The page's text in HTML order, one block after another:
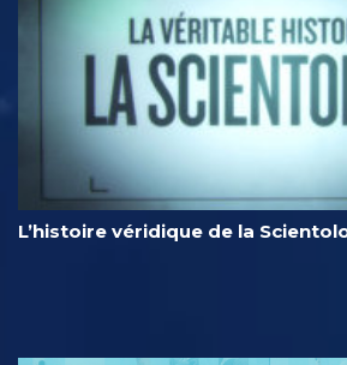
L’histoire véridique de la